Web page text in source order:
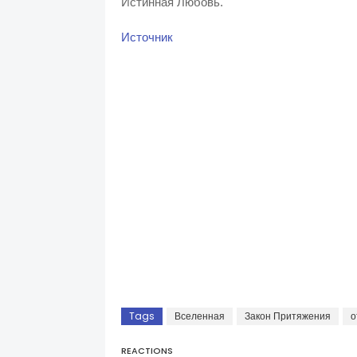
Источник
Tags Вселенная Закон Притяжения
REACTIONS